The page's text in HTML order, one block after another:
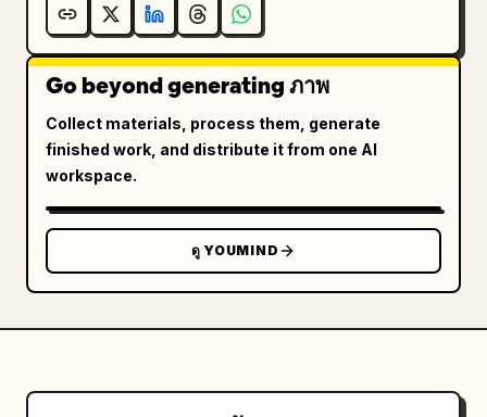
Go beyond generating ภาพ
Collect materials, process them, generate
finished work, and distribute it from one AI
workspace.
ดู YOUMIND